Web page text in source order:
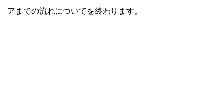
アまでの流れについてを終わります。